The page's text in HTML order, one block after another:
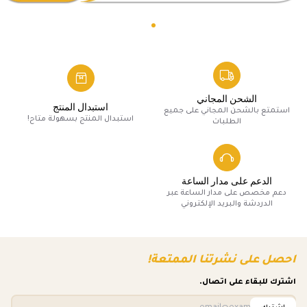
الشحن المجاني
استمتع بالشحن المجاني على جميع
الطلبات
استبدال المنتج
استبدال المنتج بسهولة متاح!
الدعم على مدار الساعة
دعم مخصص على مدار الساعة عبر
الدردشة والبريد الإلكتروني
احصل على نشرتنا الممتعة!
اشترك للبقاء على اتصال.